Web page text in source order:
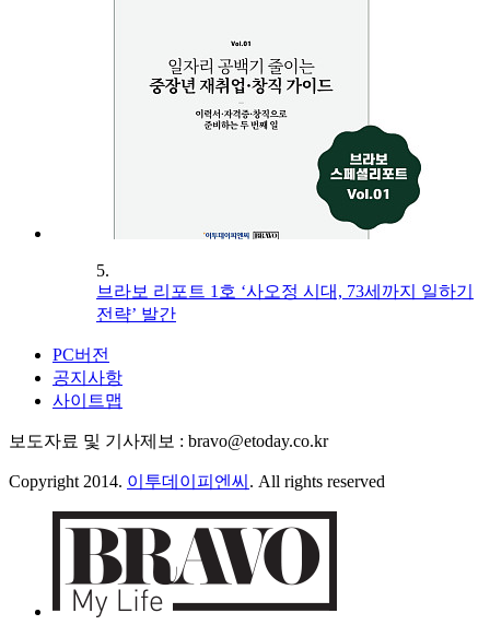
5.
브라보 리포트 1호 ‘사오정 시대, 73세까지 일하기
전략’ 발간
PC버전
공지사항
사이트맵
보도자료 및 기사제보 : bravo@etoday.co.kr
Copyright 2014. 이투데이피엔씨 . All rights reserved